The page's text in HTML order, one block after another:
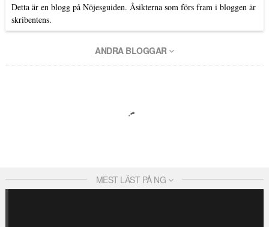
Detta är en blogg på Nöjesguiden. Åsikterna som förs fram i bloggen är
skribentens.
ANDRA BLOGGAR
MEST LÄST PÅ NG